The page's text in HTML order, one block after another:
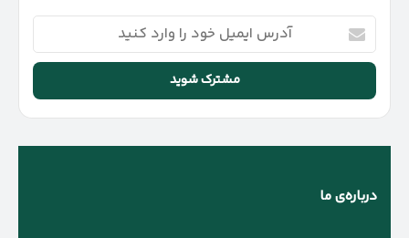
آدرس
ایمیل
خود
وارد
کنید
درباره‌ی ما